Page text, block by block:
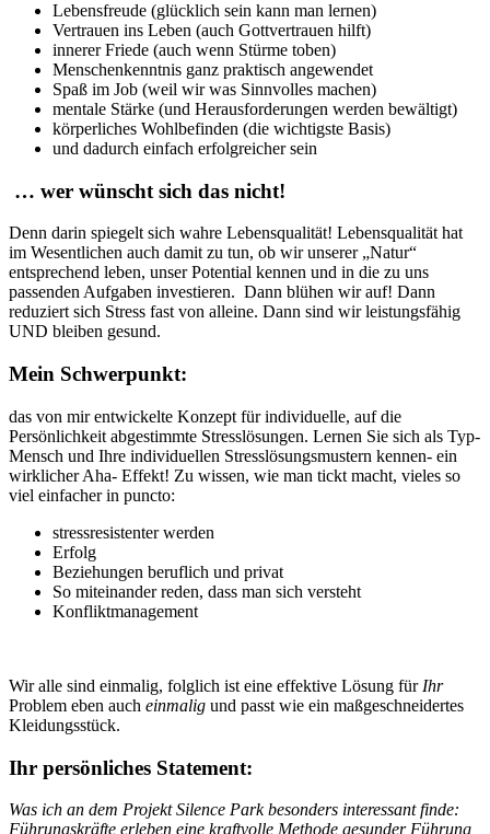
Lebensfreude (glücklich sein kann man lernen)
Vertrauen ins Leben (auch Gottvertrauen hilft)
innerer Friede (auch wenn Stürme toben)
Menschenkenntnis ganz praktisch angewendet
Spaß im Job (weil wir was Sinnvolles machen)
mentale Stärke (und Herausforderungen werden bewältigt)
körperliches Wohlbefinden (die wichtigste Basis)
und dadurch einfach erfolgreicher sein
… wer wünscht sich das nicht!
Denn darin spiegelt sich wahre Lebensqualität! Lebensqualität hat
im Wesentlichen auch damit zu tun, ob wir unserer „Natur“
entsprechend leben, unser Potential kennen und in die zu uns
passenden Aufgaben investieren. Dann blühen wir auf! Dann
reduziert sich Stress fast von alleine. Dann sind wir leistungsfähig
UND bleiben gesund.
Mein Schwerpunkt:
das von mir entwickelte Konzept für individuelle, auf die
Persönlichkeit abgestimmte Stresslösungen. Lernen Sie sich als Typ-
Mensch und Ihre individuellen Stresslösungsmustern kennen- ein
wirklicher Aha- Effekt! Zu wissen, wie man tickt macht, vieles so
viel einfacher in puncto:
stressresistenter werden
Erfolg
Beziehungen beruflich und privat
So miteinander reden, dass man sich versteht
Konfliktmanagement
Wir alle sind einmalig, folglich ist eine effektive Lösung für Ihr
Problem eben auch einmalig und passt wie ein maßgeschneidertes
Kleidungsstück.
Ihr persönliches Statement:
Was ich an dem Projekt Silence Park besonders interessant finde:
Führungskräfte erleben eine kraftvolle Methode gesunder Führung